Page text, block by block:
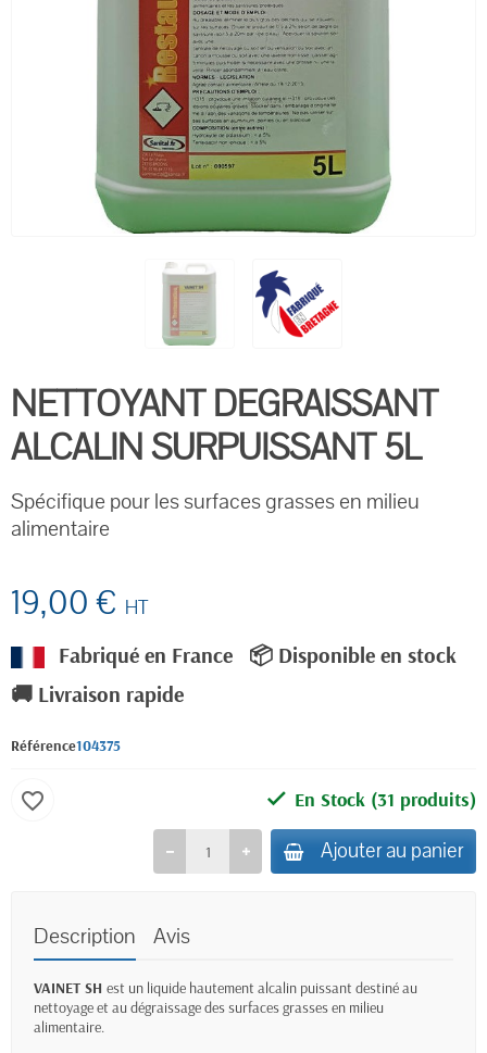
NETTOYANT DEGRAISSANT
ALCALIN SURPUISSANT 5L
Spécifique pour les surfaces grasses en milieu
alimentaire
19,00 € HT
Fabriqué en France 📦 Disponible en stock
🚚 Livraison rapide
Référence104375
En Stock (31 produits)
Ajouter au panier
favorite_border
Description Avis
VAINET SH est un liquide hautement alcalin puissant destiné au
nettoyage et au dégraissage des surfaces grasses en milieu
alimentaire.